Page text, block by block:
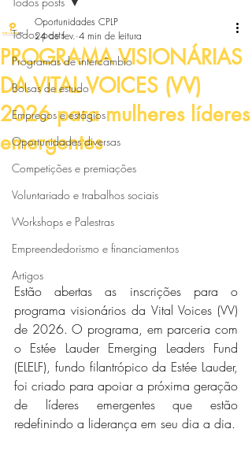
Todos posts
Programas de intercâmbio
Bolsas de estudo
Empregos e estágios
Oportunidades diversas
Competições e premiações
Voluntariado e trabalhos sociais
Workshops e Palestras
Empreendedorismo e financiamentos
Artigos
PROGRAMA VISIONÁRIAS
DA VITAL VOICES (VV)
2026 para mulheres líderes
emergentes
Oportunidades CPLP
24 de fev. 4 min de leitura
Estão abertas as inscrições para o
programa visionários da Vital Voices (VV)
de 2026. O programa, em parceria com
o Estée Lauder Emerging Leaders Fund
(ELELF), fundo filantrópico da Estée Lauder,
foi criado para apoiar a próxima geração
de líderes emergentes que estão